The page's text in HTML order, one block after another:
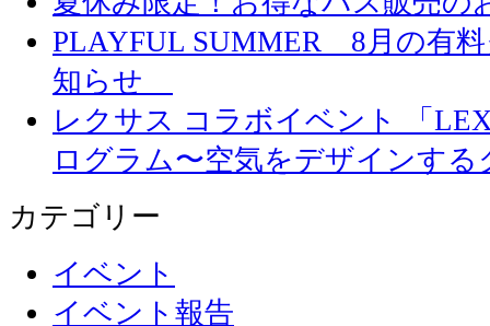
PLAYFUL SUMMER 8月の有
知らせ
レクサス コラボイベント 「
ログラム〜空気をデザインす
カテゴリー
イベント
イベント報告